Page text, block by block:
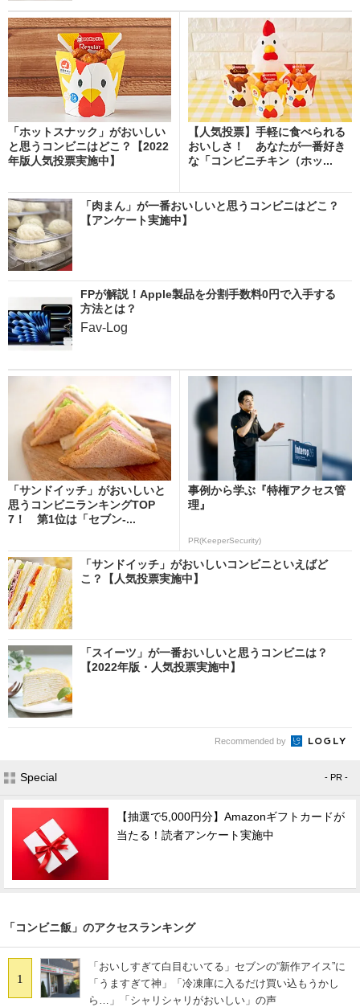
「ホットスナック」がおいしい
と思うコンビニはどこ？【2022
年版人気投票実施中】
【人気投票】手軽に食べられる
おいしさ！ あなたが一番好き
な「コンビニチキン（ホッ...
「肉まん」が一番おいしいと思うコンビニはどこ？
【アンケート実施中】
FPが解説！Apple製品を分割手数料0円で入手する
方法とは？
Fav-Log
「サンドイッチ」がおいしいと
思うコンビニランキングTOP
7！ 第1位は「セブン-...
事例から学ぶ『特権アクセス管
理』
PR(KeeperSecurity)
「サンドイッチ」がおいしいコンビニといえばど
こ？【人気投票実施中】
「スイーツ」が一番おいしいと思うコンビニは？
【2022年版・人気投票実施中】
Recommended by
Special - PR -
【抽選で5,000円分】Amazonギフトカードが
当たる！読者アンケート実施中
「コンビニ飯」のアクセスランキング
1
「おいしすぎて白目むいてる」セブンの“新作アイス”に
「うますぎて神」「冷凍庫に入るだけ買い込もうかし
ら…」「シャリシャリがおいしい」の声